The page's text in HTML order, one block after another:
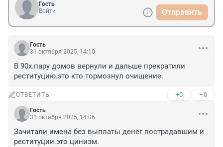
Гость
Войти
Отправить
Гость
31 октября 2025, 14:10
В 90х.пару домов вернули и дальше прекратили
реституцию.это кто тормознул очищение.
ОТВЕТИТЬ +0 –0
Гость
31 октября 2025, 14:06
Зачитали имена без выплаты денег пострадавшим и
реституции.это цинизм.